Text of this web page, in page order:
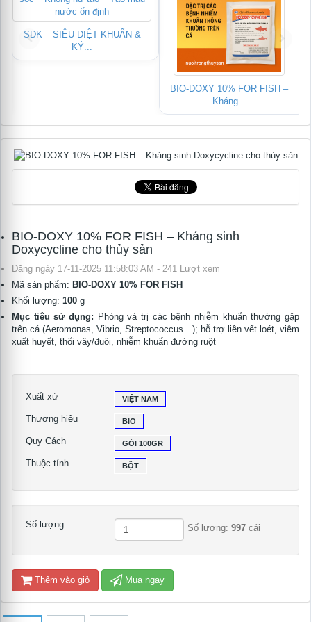
Chống Còi – Kích Mồi (Chiết...
THỨC ĂN HỖN HỢP DẠNG VIÊN
NỔI...
BIO-DOXY 10% FOR FISH – Kháng sinh
Doxycycline cho thủy sản
Đăng ngày 17-11-2025 11:58:03 AM - 241 Lượt xem
Mã sản phẩm: BIO-DOXY 10% FOR FISH
Khối lượng: 100 g
Mục tiêu sử dụng: Phòng và trị các bệnh nhiễm khuẩn thường gặp
trên cá (Aeromonas, Vibrio, Streptococcus…); hỗ trợ liền vết loét, viêm
xuất huyết, thối vây/đuôi, nhiễm khuẩn đường ruột
Xuất xứ VIỆT NAM
Thương hiệu BIO
Quy Cách GÓI 100GR
Thuộc tính BỘT
Số lượng Số lượng: 997 cái
Thêm vào giỏ Mua ngay